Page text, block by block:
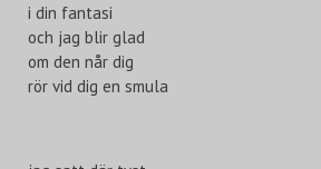
i din fantasi
och jag blir glad
om den når dig
rör vid dig en smula